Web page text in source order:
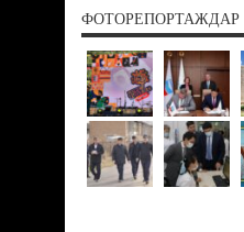
ФОТОРЕПОРТАЖДАР